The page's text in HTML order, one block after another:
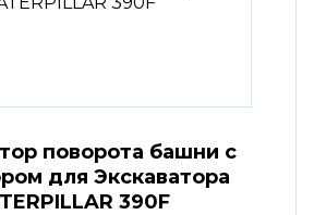
поворота башни с
для Экскаватора
390F